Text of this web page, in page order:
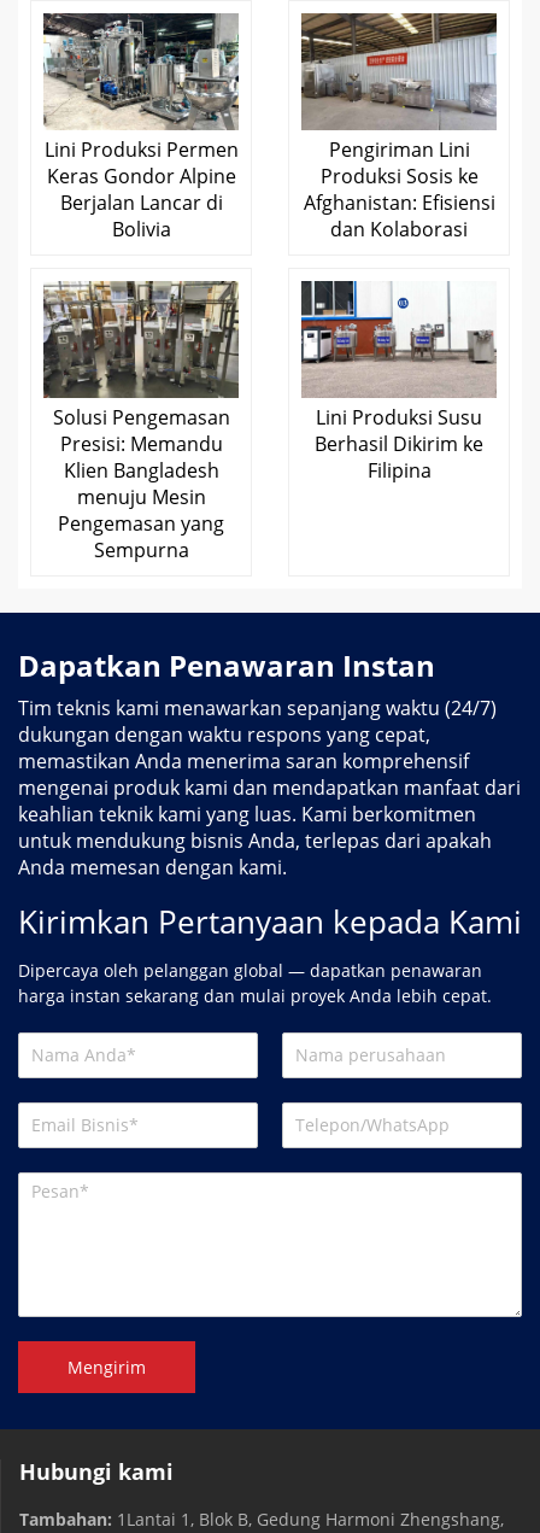
Lini Produksi Permen
Keras Gondor Alpine
Berjalan Lancar di
Bolivia
Pengiriman Lini
Produksi Sosis ke
Afghanistan: Efisiensi
dan Kolaborasi
Solusi Pengemasan
Presisi: Memandu
Klien Bangladesh
menuju Mesin
Pengemasan yang
Sempurna
Lini Produksi Susu
Berhasil Dikirim ke
Filipina
Dapatkan Penawaran Instan
Tim teknis kami menawarkan sepanjang waktu (24/7)
dukungan dengan waktu respons yang cepat,
memastikan Anda menerima saran komprehensif
mengenai produk kami dan mendapatkan manfaat dari
keahlian teknik kami yang luas. Kami berkomitmen
untuk mendukung bisnis Anda, terlepas dari apakah
Anda memesan dengan kami.
Kirimkan Pertanyaan kepada Kami
Dipercaya oleh pelanggan global — dapatkan penawaran
harga instan sekarang dan mulai proyek Anda lebih cepat.
Mengirim
Hubungi kami
Tambahan: 1Lantai 1, Blok B, Gedung Harmoni Zhengshang,